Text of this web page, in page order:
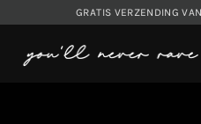
missing:
GRATIS VERZENDING
You'll
never